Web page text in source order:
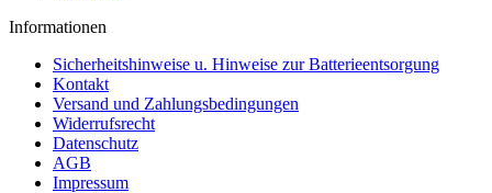
Informationen
Sicherheitshinweise u. Hinweise zur Batterieentsorgung
Kontakt
Versand und Zahlungsbedingungen
Widerrufsrecht
Datenschutz
AGB
Impressum